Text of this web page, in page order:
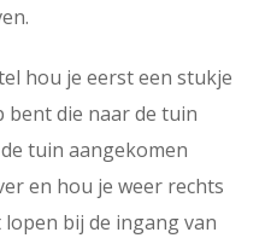
hou je eerst een stukje
bent die naar de tuin
tuin aangekomen
en hou je weer rechts
bij de ingang van